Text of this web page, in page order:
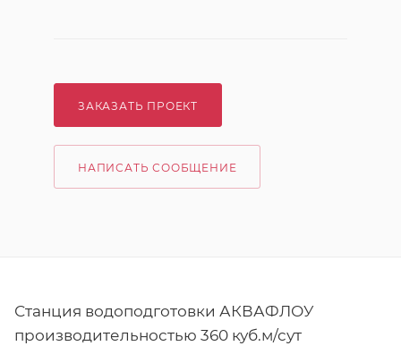
ЗАКАЗАТЬ ПРОЕКТ
НАПИСАТЬ СООБЩЕНИЕ
Станция водоподготовки АКВАФЛОУ
производительностью 360 куб.м/сут